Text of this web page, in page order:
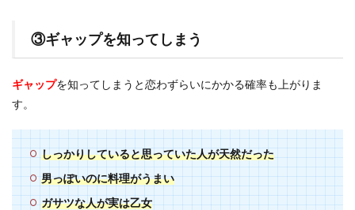
③ギャップを知ってしまう
ギャップを知ってしまうと恋わずらいにかかる確率も上がりま
す。
しっかりしていると思っていた人が天然だった
男っぽいのに料理がうまい
ガサツな人が実は乙女